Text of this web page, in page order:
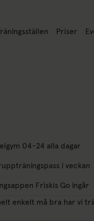
till: Träningsställen
Länk till:
Priser
04-24 alla dagar
i veckan
Friskis Go ingår
enkelt må bra har vi